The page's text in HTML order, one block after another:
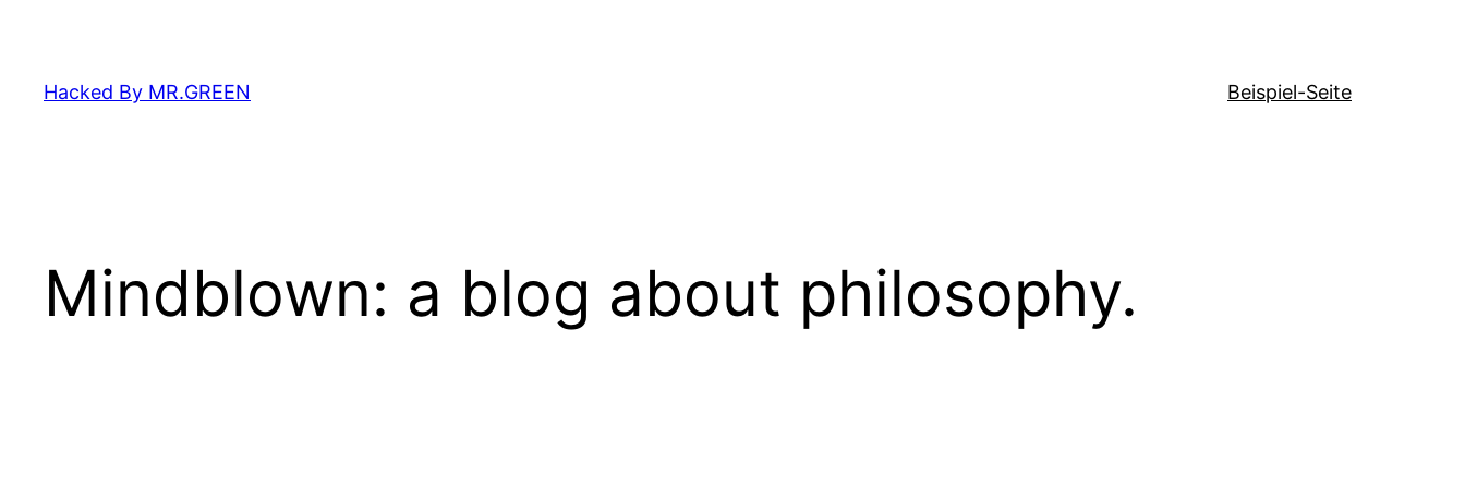
springen
Hacked By MR.GREEN Beispiel-Seite
Mindblown: a blog about philosophy.